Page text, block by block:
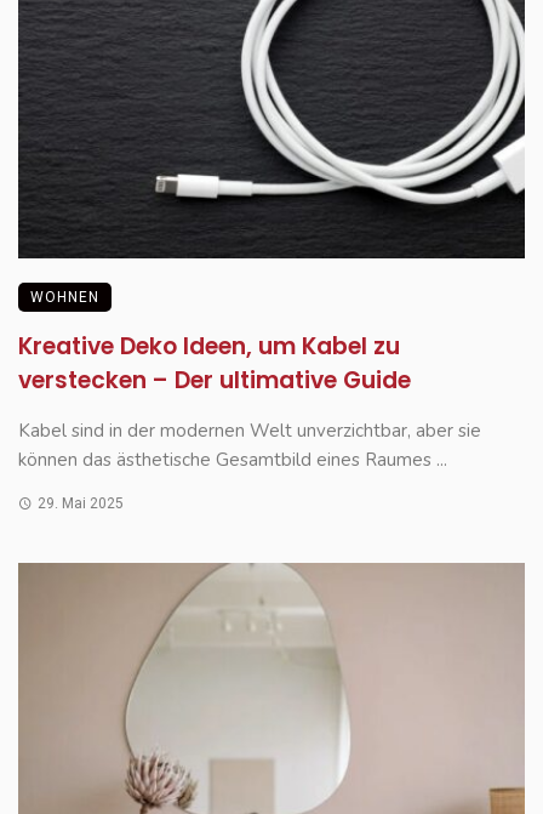
WOHNEN
Kreative Deko Ideen, um Kabel zu
verstecken – Der ultimative Guide
Kabel sind in der modernen Welt unverzichtbar, aber sie
können das ästhetische Gesamtbild eines Raumes ...
29. Mai 2025